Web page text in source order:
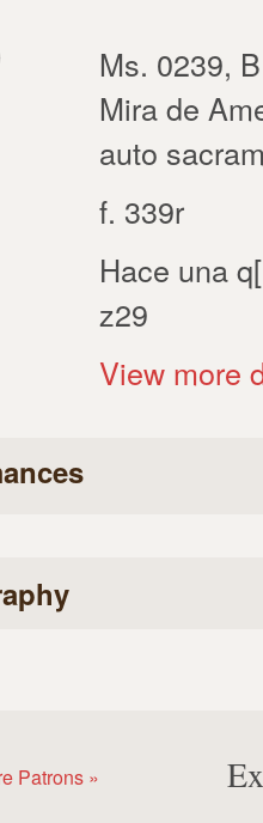
Ms. 0239,
Mira de
auto
f. 339r
Hace una
z29
View more
Patrons »